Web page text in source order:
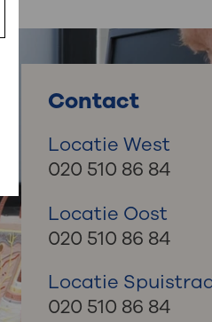
: naar uw dossier
Contact
Locatie West
020 510 86 84
Locatie Oost
020 510 86 84
Locatie
020 510 86 84